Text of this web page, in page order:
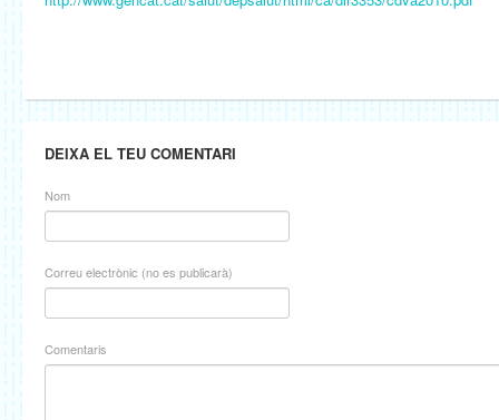
DEIXA EL TEU COMENTARI
Nom
Correu electrònic (no es publicarà)
Comentaris